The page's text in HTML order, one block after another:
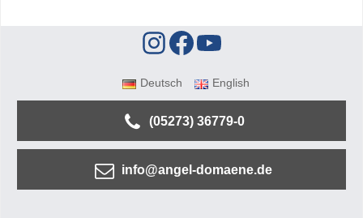
Deutsch English
(05273) 36779-0
info@angel-domaene.de